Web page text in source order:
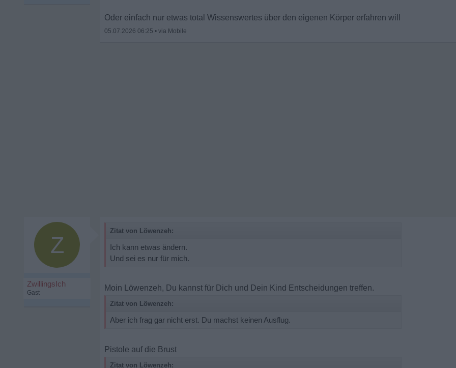
Oder einfach nur etwas total Wissenswertes über den eigenen Körper erfahren will
05.07.2026 06:25 •
Z
ZwillingsIch
Gast
Zitat von Löwenzeh:
Ich kann etwas ändern.
Und sei es nur für mich.
Moin Löwenzeh, Du kannst für Dich und Dein Kind Entscheidungen treffen.
Zitat von Löwenzeh:
Aber ich frag gar nicht erst. Du machst keinen Ausflug.
Pistole auf die Brust
Zitat von Löwenzeh: